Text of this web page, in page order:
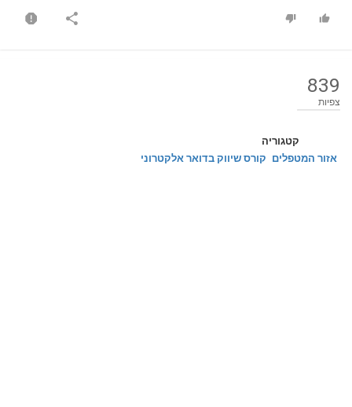
839
צפיות
קטגוריה
אזור המטפלים קורס שיווק בדואר אלקטרוני